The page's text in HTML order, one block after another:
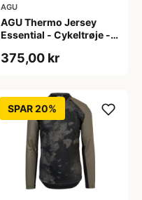
AGU
AGU Thermo Jersey
Essential - Cykeltrøje -
XL
375,00 kr
SPAR 20%